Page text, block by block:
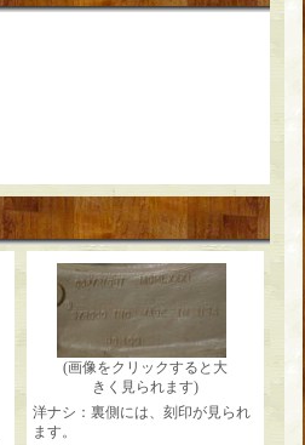
(画像をクリックすると大
きく見られます)
洋ナシ：裏側には、刻印が見られ
ます。